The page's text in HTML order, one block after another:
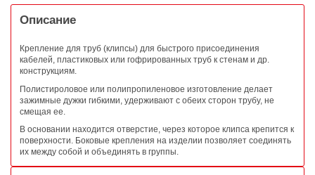
Описание
Крепление для труб (клипсы) для быстрого присоединения
кабелей, пластиковых или гофрированных труб к стенам и др.
конструкциям.
Полистироловое или полипропиленовое изготовление делает
зажимные дужки гибкими, удерживают с обеих сторон трубу, не
смещая ее.
В основании находится отверстие, через которое клипса крепится к
поверхности. Боковые крепления на изделии позволяет соединять
их между собой и объединять в группы.